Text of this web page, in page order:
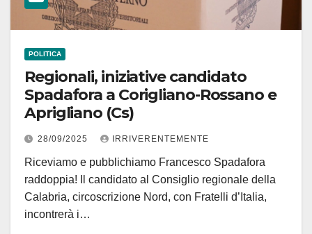
POLITICA
Regionali, iniziative candidato
Spadafora a Corigliano-Rossano e
Aprigliano (Cs)
28/09/2025 IRRIVERENTEMENTE
Riceviamo e pubblichiamo Francesco Spadafora
raddoppia! Il candidato al Consiglio regionale della
Calabria, circoscrizione Nord, con Fratelli d’Italia,
incontrerà i…